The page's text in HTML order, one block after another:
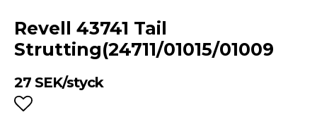
Revell 43741 Tail
Strutting(24711/01015/01009
27 SEK/styck